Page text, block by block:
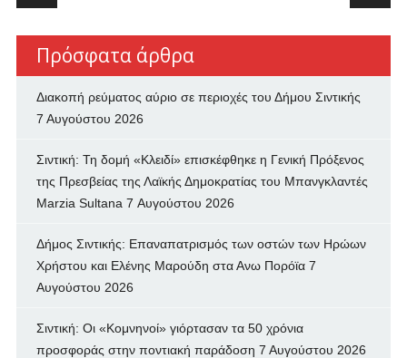
Πρόσφατα άρθρα
Διακοπή ρεύματος αύριο σε περιοχές του Δήμου Σιντικής
7 Αυγούστου 2026
Σιντική: Τη δομή «Κλειδί» επισκέφθηκε η Γενική Πρόξενος
της Πρεσβείας της Λαϊκής Δημοκρατίας του Μπανγκλαντές
Marzia Sultana 7 Αυγούστου 2026
Δήμος Σιντικής: Επαναπατρισμός των oστών των Ηρώων
Χρήστου και Ελένης Μαρούδη στα Ανω Πορόϊα 7
Αυγούστου 2026
Σιντική: Οι «Κομνηνοί» γιόρτασαν τα 50 χρόνια
προσφοράς στην ποντιακή παράδοση 7 Αυγούστου 2026